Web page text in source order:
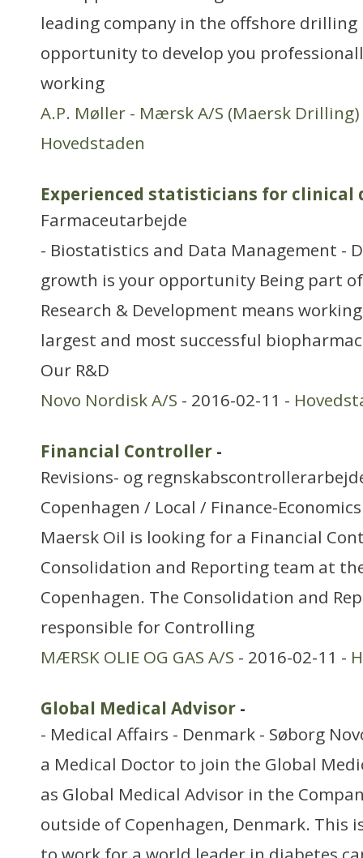
leading company in the offshore drilling
opportunity to develop you
working
A.P. Møller - Mærsk A/S (Maersk Drilling)
Hovedstaden
Experienced statisticians for clinical
Farmaceutarbejde
- Biostatistics and Data Management -
growth is your opportunity Being part
Research & Development means
largest and most successful
Our R&D
Novo Nordisk A/S - 2016-02-11 -
Financial Controller -
Revisions- og
Copenhagen / Local / Finance-
Maersk Oil is looking for a Financial
Consolidation and Reporting team at
Copenhagen. The Consolidation and
responsible for Controlling
MÆRSK OLIE OG GAS A/S - 2016-02-11 -
Global Medical Advisor -
- Medical Affairs - Denmark - Søborg
a Medical Doctor to join the Global
as Global Medical Advisor in the
outside of Copenhagen, Denmark. This